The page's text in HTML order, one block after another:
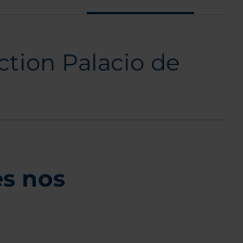
Palacio de
nos